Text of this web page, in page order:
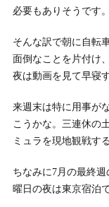
必要もありそうです。
そんな訳で朝に自転
面倒なことを片付け
夜は動画を見て早寝
来週末は特に用事が
こうかな。三連休の
ミュラを現地観戦す
ちなみに7月の最終
曜日の夜は東京宿泊